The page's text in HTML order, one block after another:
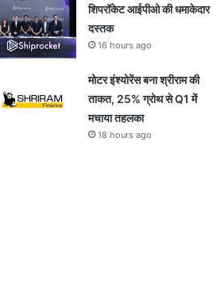
शिपरॉकेट आईपीओ की धमाकेदार
दस्तक
16 hours ago
मोटर इंश्योरेंस बना श्रीराम की
ताकत, 25% ग्रोथ से Q1 में
मचाया तहलका
18 hours ago